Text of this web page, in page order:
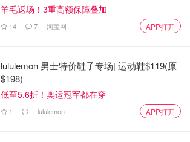
羊毛返场！3重高额保障叠加
14 7 淘宝网 APP打开
lululemon 男士特价鞋子专场| 运动鞋$119(原
$198)
低至5.6折！奥运冠军都在穿
1 lululemon APP打开